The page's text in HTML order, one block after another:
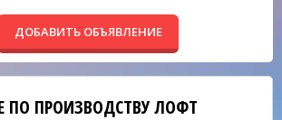
ДОБАВИТЬ ОБЪЯВЛЕНИЕ
ПО ПРОИЗВОДСТВУ ЛОФТ